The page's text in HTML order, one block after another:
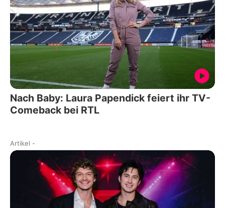
Nach Baby: Laura Papendick feiert ihr TV-
Comeback bei RTL
Artikel -